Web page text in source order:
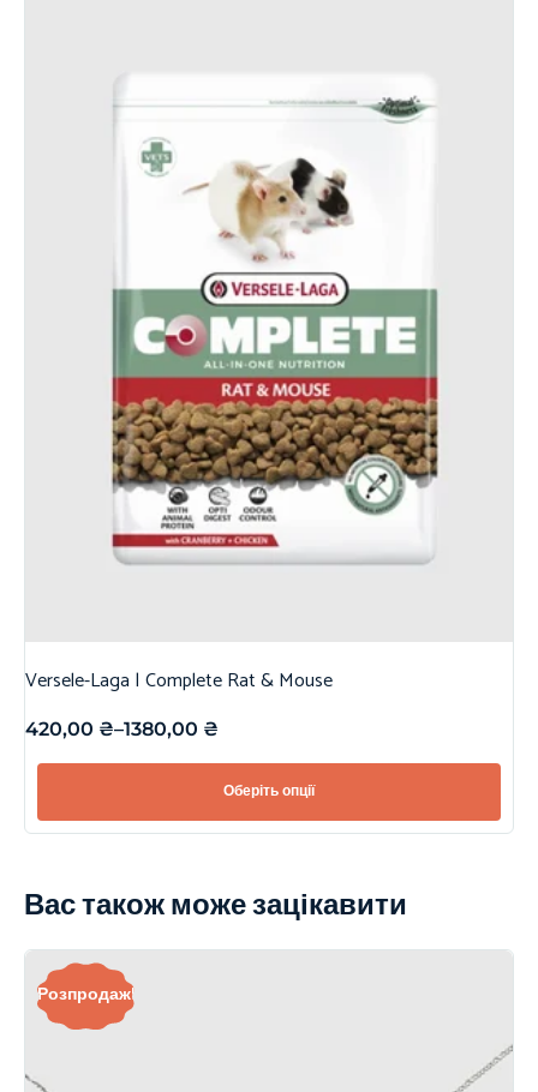
Versele-Laga | Complete Rat & Mouse
420,00 ₴–1380,00 ₴
Оберіть опції
Вас також може зацікавити
Розпродаж!